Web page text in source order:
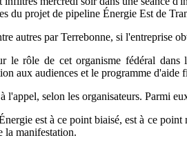
du projet de pipeline Énergie Est de
autres par Terrebonne, si l'entreprise
le rôle de cet organisme fédéral
aux audiences et le programme d'aide
l'appel, selon les organisateurs. Parmi
est à ce point biaisé, est à ce
la manifestation.